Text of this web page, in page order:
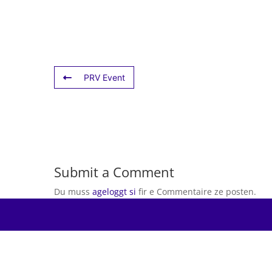
PRV Event
Submit a Comment
Du muss ageloggt si fir e Commentaire ze posten.